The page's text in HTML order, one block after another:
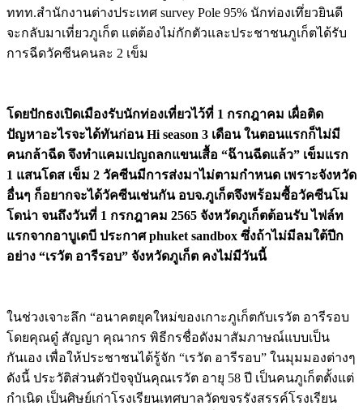
ททท.สำนักงานต่างประเทศ survey Pole 95% นักท่องเทึ่ยวยินดี
จะกลับมาเที่ยวภูเก็ต แต่ต้องไม่กักตัวและประชาชนภูเก็ตได้รับ
การฉีดวัคซีนคนละ 2 เข็ม
โดยปักธงเปิดเมืองรับนักท่องเที่ยวไว้ที่ 1 กรกฎาคม เผื่อติด
ปัญหาอะไรจะได้ทันก่อน Hi season 3 เดือน ในตอนแรกก็ไม่มี
คนกล้าฉีด จึงทำแคมเปญถลกแขนเสื้อ “ฉ๊านฉีดแล้ว” เข็มแรก
1 แสนโดส เข็ม 2 วัคซีนมีการส่งมาไม่ตามกำหนด เพราะจังหวัด
อื่นๆ ก็อยากจะได้วัคซีนเช่นกัน อบจ.ภูเก็ตจึงพร้อมซื้อวัคซีนโม
โดน่า จนถึงวันที่ 1 กรกฎาคม 2565 จังหวัดภูเก็ตต้อนรับ ไฟล์ท
แรกจากอาบูเดบี ประกาศ phuket sandbox ซึ่งถ้าไม่มีลมใต้ปีก
อย่าง “เรวัต อารีรอบ” จังหวัดภูเก็ต คงไม่มีวันนี้
ในช่วงเจาะลึก “อนาคตยุคใหม่ของเกาะภูเก็ตกับเรวัต อารีรอบ
โดยคุณดู๋ สัญญา คุณากร พิธีกรชื่อดังมาสัมภาษณ์แบบเป็น
กันเอง เพื่อให้ประชาชนได้รู้จัก “เรวัต อารีรอบ” ในมุมมองต่างๆ
ดังนี้ ประวัติส่วนตัวปัจจุบันคุณเรวัต อายุ 58 ปี เป็นคนภูเก็ตตั้งแต่
กำเนิด เป็นศิษย์เก่าโรงเรียนเทศบาลวัดขจรรังสรรค์โรงเรียน